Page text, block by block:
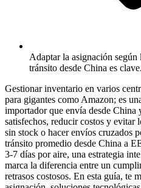
Adaptar la asignación
tránsito desde China es clave.
Gestionar inventario en varios
para gigantes como Amazon; es
importador que envía desde China
satisfechos, reducir costos y evitar
sin stock o hacer envíos cruzados
tránsito promedio desde China a
3-7 días por aire, una estrategia
marca la diferencia entre un
retrasos costosos. En esta guía, te